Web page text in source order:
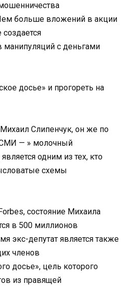
больше вложений в акции
с деньгами
досье» и прогореть на
Слипенчук, он же по
— » молочный
одним из тех, кто
схемы
состояние Михаила
в 500 миллионов
экс-депутат является также
членов
досье», цель которого
из правящей